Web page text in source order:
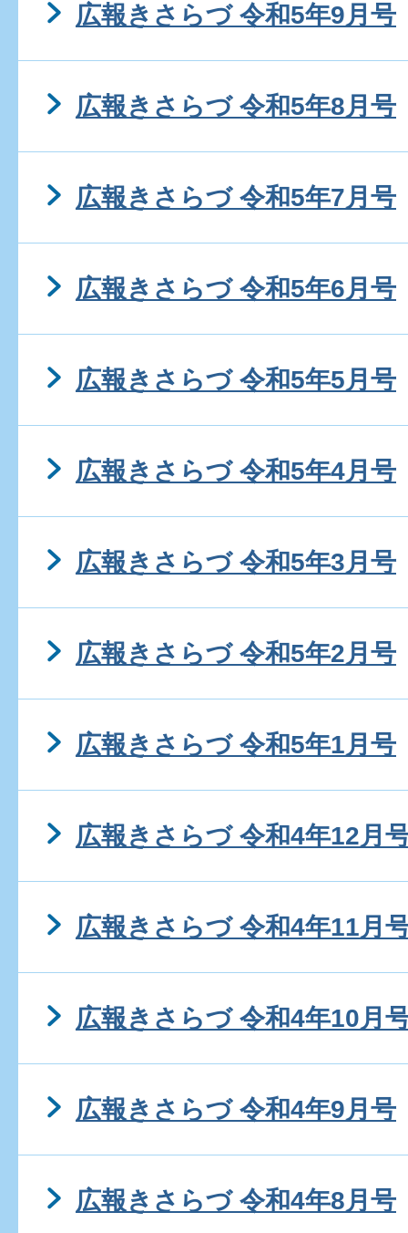
広報きさらづ 令和5年9月号
広報きさらづ 令和5年8月号
広報きさらづ 令和5年7月号
広報きさらづ 令和5年6月号
広報きさらづ 令和5年5月号
広報きさらづ 令和5年4月号
広報きさらづ 令和5年3月号
広報きさらづ 令和5年2月号
広報きさらづ 令和5年1月号
広報きさらづ 令和4年12月
広報きさらづ 令和4年11月
広報きさらづ 令和4年10月
広報きさらづ 令和4年9月号
広報きさらづ 令和4年8月号